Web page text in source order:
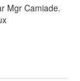
Mgr Camiade.